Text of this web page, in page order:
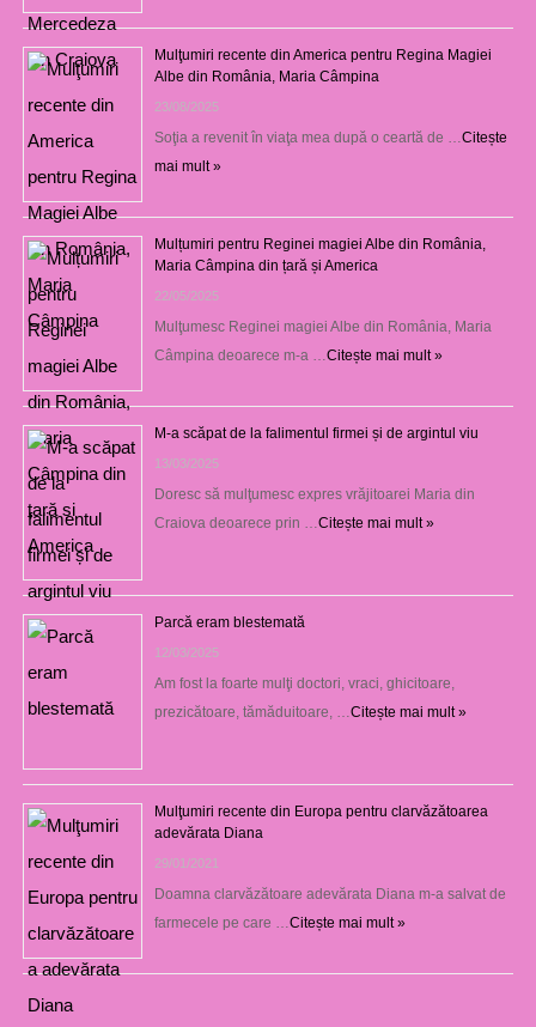
Mulţumiri recente din America pentru Regina Magiei
Albe din România, Maria Câmpina
23/08/2025
Soţia a revenit în viaţa mea după o ceartă de … Citește
mai mult »
Mulțumiri pentru Reginei magiei Albe din România,
Maria Câmpina din țară și America
22/05/2025
Mulţumesc Reginei magiei Albe din România, Maria
Câmpina deoarece m-a … Citește mai mult »
M-a scăpat de la falimentul firmei și de argintul viu
13/03/2025
Doresc să mulţumesc expres vrăjitoarei Maria din
Craiova deoarece prin … Citește mai mult »
Parcă eram blestemată
12/03/2025
Am fost la foarte mulţi doctori, vraci, ghicitoare,
prezicătoare, tămăduitoare, … Citește mai mult »
Mulţumiri recente din Europa pentru clarvăzătoarea
adevărata Diana
29/01/2021
Doamna clarvăzătoare adevărata Diana m-a salvat de
farmecele pe care … Citește mai mult »